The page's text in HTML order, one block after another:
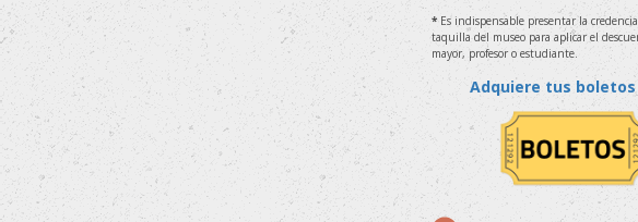
*Es indispensable presentar la
taquilla del museo para aplicar el
mayor, profesor o estudiante.
Adquiere tus boletos